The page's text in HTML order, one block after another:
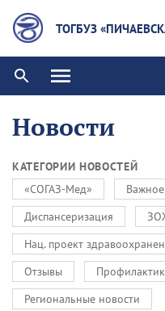
ТОГБУЗ
Новости
КАТЕГОРИИ НОВОСТЕЙ
«СОГАЗ-Мед»
Важное
Диспансеризация
Нац. проект
Отзывы
Региональные новости